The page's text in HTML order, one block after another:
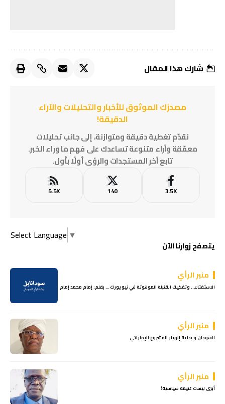
شارك هذا المقال
مصدرُك الموثوق للأخبار والتحليلات والآراء
الدقيقة!
نقدّم تغطية دقيقة ومتوازنة، إلى جانب تحليلات
معمّقة وآراء متنوعة تساعدك على فهم ما وراء الخبر.
تابع آخر المستجدات والرؤى أولًا بأول.
3.5K
140
5.5K
Select Language ▼
يتصفح زوارنا الآن
منبر الرأي
الاستفتاء.. وتفكيك القنبلة الموقوتة في نيويورك … بقلم: إمام محمد إمام
منبر الرأي
السودان و بداية إنهيار المشروع الإماراتي
منبر الرأي
أبيي ليست غنيمة سياسية!